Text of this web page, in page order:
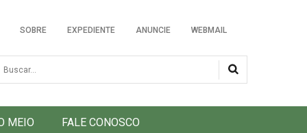
SOBRE EXPEDIENTE ANUNCIE WEBMAIL
MEIO FALE CONOSCO